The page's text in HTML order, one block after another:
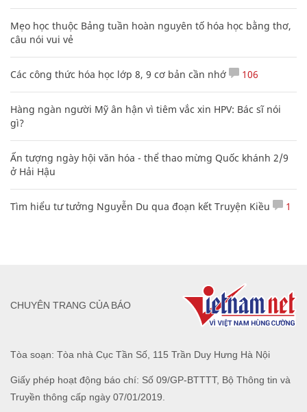
Mẹo học thuộc Bảng tuần hoàn nguyên tố hóa học bằng thơ,
câu nói vui vẻ
Các công thức hóa học lớp 8, 9 cơ bản cần nhớ 106
Hàng ngàn người Mỹ ân hận vì tiêm vắc xin HPV: Bác sĩ nói
gì?
Ấn tượng ngày hội văn hóa - thể thao mừng Quốc khánh 2/9
ở Hải Hậu
Tìm hiểu tư tưởng Nguyễn Du qua đoạn kết Truyện Kiều 1
Tòa soạn: Tòa nhà Cục Tần Số, 115 Trần Duy Hưng Hà Nội
Giấy phép hoạt động báo chí: Số 09/GP-BTTTT, Bộ Thông tin và
Truyền thông cấp ngày 07/01/2019.
CHUYÊN TRANG CỦA BÁO